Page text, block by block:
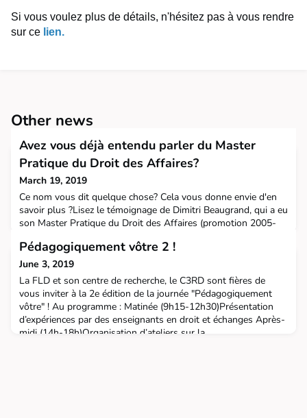
Si vous voulez plus de détails, n'hésitez pas à vous rendre
sur ce lien.
Other news
Avez vous déjà entendu parler du Master
Pratique du Droit des Affaires?
March 19, 2019
Ce nom vous dit quelque chose? Cela vous donne envie d'en
savoir plus ?Lisez le témoignage de Dimitri Beaugrand, qui a eu
son Master Pratique du Droit des Affaires (promotion 2005-
d'entreprise à la FLD.Après un cursus en école de commerce,
cette dernière année et le stage en droit des affaires qui a été
proposé par la FLD au sein de l'entreprise
Pédagogiquement vôtre 2 !
June 3, 2019
La FLD et son centre de recherche, le C3RD sont fières de
vous inviter à la 2e édition de la journée "Pédagogiquement
vôtre" ! Au programme : Matinée (9h15-12h30)Présentation
d’expériences par des enseignants en droit et échanges Après-
midi (14h-18h)Organisation d’ateliers sur la